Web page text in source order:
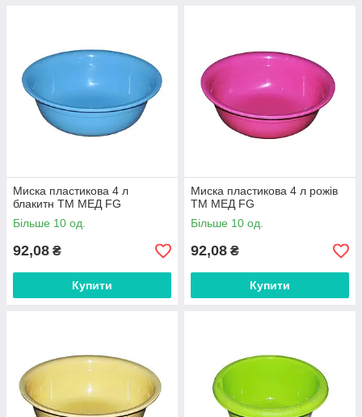
Миска пластикова 4 л
блакитн ТМ МЕД FG
Більше 10 од.
92,08 ₴
Купити
Миска пластикова 4 л рожів
ТМ МЕД FG
Більше 10 од.
92,08 ₴
Купити